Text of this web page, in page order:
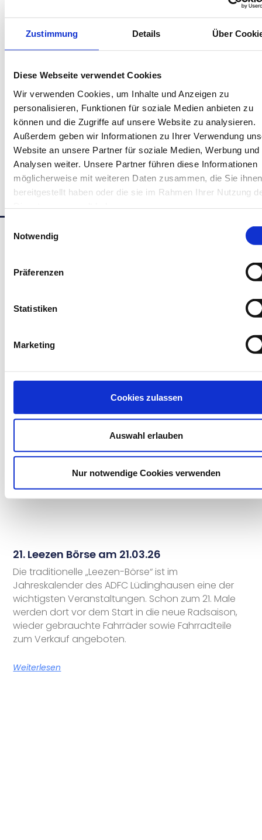
Zustimmung Details Über
Diese Webseite verwendet Cookies
Wir verwenden Cookies, um Inhalte und Anzeigen zu
personalisieren, Funktionen für soziale Medien anbieten zu
können und die Zugriffe auf unsere Website zu analysieren.
Außerdem geben wir Informationen zu Ihrer Verwendung
Website an unsere Partner für soziale Medien, Werbung und
Analysen weiter. Unsere Partner führen diese Informationen
möglicherweise mit weiteren Daten zusammen, die Sie ihnen
bereitgestellt haben oder die sie im Rahmen Ihrer Nutzung
Notwendig
Präferenzen
Statistiken
Marketing
Cookies zulassen
Auswahl erlauben
Nur notwendige Cookies verwenden
21. Leezen Börse am 21.03.26
Die traditionelle „Leezen-Börse“ ist im
Jahreskalender des ADFC Lüdinghausen eine der
wichtigsten Veranstaltungen. Schon zum 21. Male
werden dort vor dem Start in die neue Radsaison,
wieder gebrauchte Fahrräder sowie Fahrradteile
zum Verkauf angeboten.
Weiterlesen